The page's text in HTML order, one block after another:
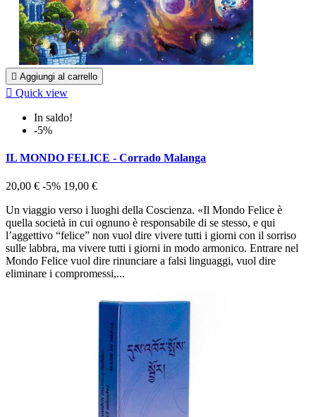
 Aggiungi al carrello
 Quick view
In saldo!
-5%
IL MONDO FELICE - Corrado Malanga
20,00 € -5% 19,00 €
Un viaggio verso i luoghi della Coscienza. «Il Mondo Felice è
quella società in cui ognuno è responsabile di se stesso, e qui
l’aggettivo “felice” non vuol dire vivere tutti i giorni con il sorriso
sulle labbra, ma vivere tutti i giorni in modo armonico. Entrare nel
Mondo Felice vuol dire rinunciare a falsi linguaggi, vuol dire
eliminare i compromessi,...